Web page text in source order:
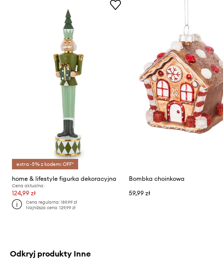
extra -5% z kodem: OFF*
home & lifestyle figurka dekoracyjna
Cena aktualna:
124,99 zł
Cena regularna:189,99 zł
Najniższa cena:129,99 zł
Bombka choinkowa
59,99 zł
Odkryj produkty Inne